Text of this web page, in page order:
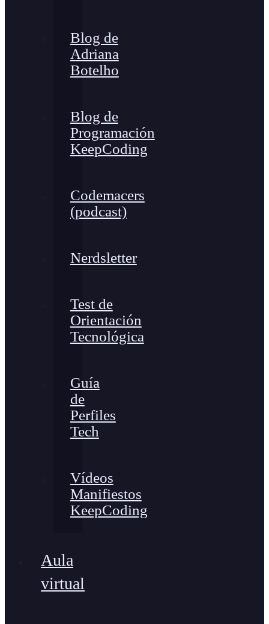
Blog de
Adriana
Botelho
Blog de
Programación
KeepCoding
Codemacers
(podcast)
Nerdsletter
Test de
Orientación
Tecnológica
Guía
de
Perfiles
Tech
Vídeos
Manifiestos
KeepCoding
Aula
virtual